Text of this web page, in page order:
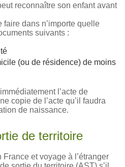
reconnaître son enfant avant
faire dans n’importe quelle
suivants :
(ou de résidence) de moins
l’acte de
copie de l’acte qu’il faudra
de naissance.
de territoire
et voyage à l’étranger